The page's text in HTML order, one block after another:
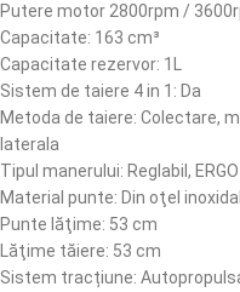
Putere motor 2800rpm /
Capacitate: 163 cm³
Capacitate rezervor: 1L
Sistem de taiere 4 in 1: Da
Metoda de taiere: Colectare,
laterala
Tipul manerului: Reglabil, ERGO
Material punte: Din oţel
Punte lăţime: 53 cm
Lăţime tăiere: 53 cm
Sistem tracțiune: